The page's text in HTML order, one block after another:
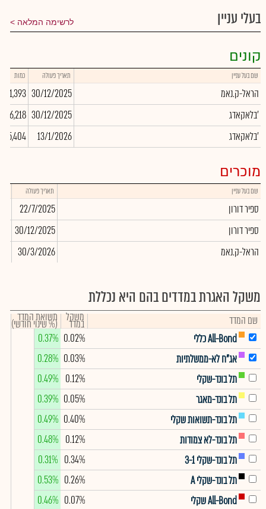
בעלי עניין לרשימה המלאה
קונים
שם בעל עניין תאריך פעולה כמות
הראל-ק.נאמ 30/12/2025
1,393
בלאקאדג'
30/12/2025
36,218
בלאקאדג'
13/1/2026
5,404
מוכרים
שם בעל עניין תאריך פעולה
ספיר דורון 22/7/2025
ספיר דורון
30/12/2025
הראל-ק.נאמ
30/3/2026
משקל האגרת במדדים בהם היא נכללת
שם המדד משקל
במדד תשואת המדד
(% שינוי חודשי)
All-Bond כללי
0.02%
0.37%
אג"ח לא-ממשלתיות
0.03%
0.28%
תל בונד-שקלי
0.12%
0.49%
תל בונד-מאגר
0.05%
0.39%
תל בונד-תשואות שקלי
0.40%
0.49%
תל בונד-לא צמודות
0.12%
0.48%
תל בונד-שקלי 3-1
0.34%
0.31%
תל בונד-שקלי A
0.26%
0.53%
All-Bond שקלי
0.07%
0.46%